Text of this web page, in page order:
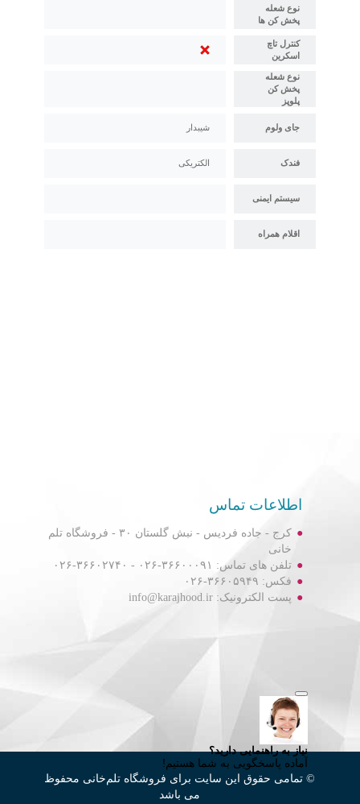
نوع شعله
پخش کن ها
کنترل تاچ
اسکرین
نوع شعله
پخش کن
پلوپز
جای ولوم شیبدار
فندک الکتریکی
سیستم ایمنی
اقلام همراه
اطلاعات تماس
کرج - جاده فردیس - نبش گلستان ۳۰ - فروشگاه تلم
خانی
تلفن های تماس: ۳۶۶۰۰۰۹۱-۰۲۶ - ۳۶۶۰۲۷۴۰-۰۲۶
فکس: ۳۶۶۰۵۹۴۹-۰۲۶
پست الکترونیک: info@karajhood.ir
© تمامی حقوق این سایت برای فروشگاه تلم‌خانی محفوظ
می باشد